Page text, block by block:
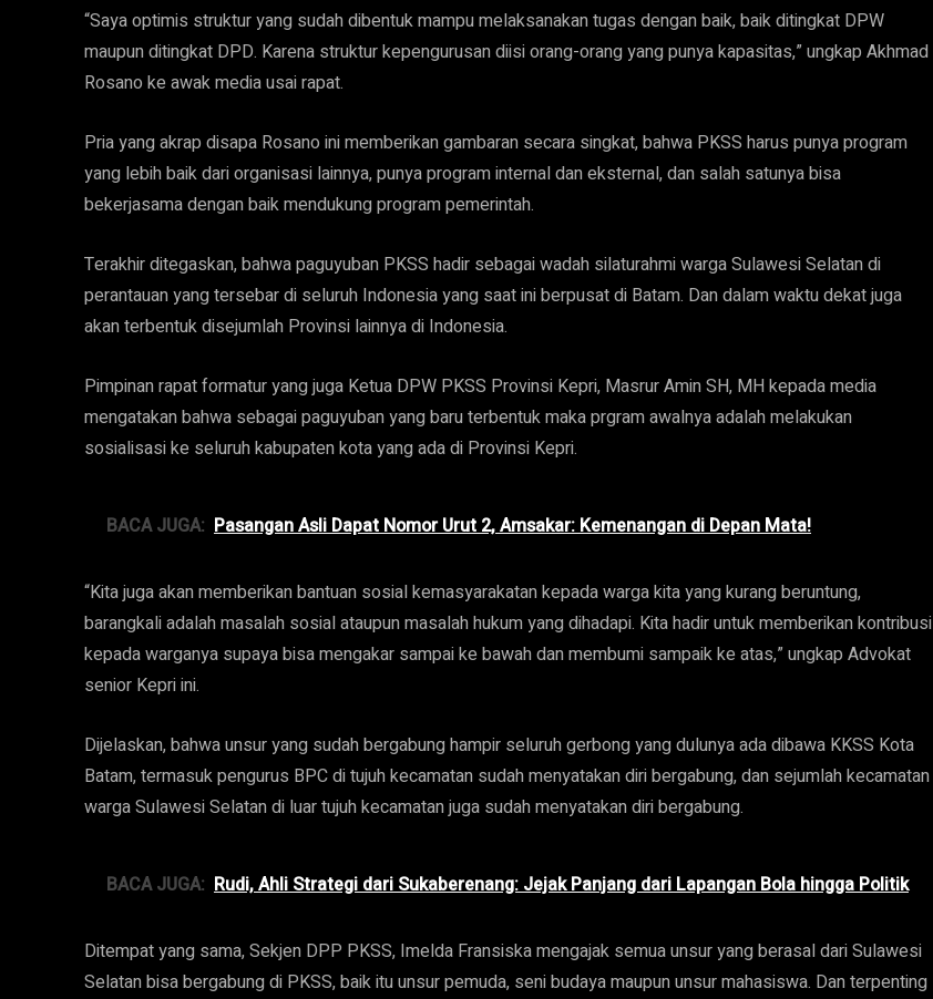
“Saya optimis struktur yang sudah dibentuk mampu melaksanakan tugas dengan baik, baik ditingkat DPW
maupun ditingkat DPD. Karena struktur kepengurusan diisi orang-orang yang punya kapasitas,” ungkap Akhmad
Rosano ke awak media usai rapat.
Pria yang akrap disapa Rosano ini memberikan gambaran secara singkat, bahwa PKSS harus punya program
yang lebih baik dari organisasi lainnya, punya program internal dan eksternal, dan salah satunya bisa
bekerjasama dengan baik mendukung program pemerintah.
Terakhir ditegaskan, bahwa paguyuban PKSS hadir sebagai wadah silaturahmi warga Sulawesi Selatan di
perantauan yang tersebar di seluruh Indonesia yang saat ini berpusat di Batam. Dan dalam waktu dekat juga
akan terbentuk disejumlah Provinsi lainnya di Indonesia.
Pimpinan rapat formatur yang juga Ketua DPW PKSS Provinsi Kepri, Masrur Amin SH, MH kepada media
mengatakan bahwa sebagai paguyuban yang baru terbentuk maka prgram awalnya adalah melakukan
sosialisasi ke seluruh kabupaten kota yang ada di Provinsi Kepri.
BACA JUGA: Pasangan Asli Dapat Nomor Urut 2, Amsakar: Kemenangan di Depan Mata!
“Kita juga akan memberikan bantuan sosial kemasyarakatan kepada warga kita yang kurang beruntung,
barangkali adalah masalah sosial ataupun masalah hukum yang dihadapi. Kita hadir untuk memberikan kontribusi
kepada warganya supaya bisa mengakar sampai ke bawah dan membumi sampaik ke atas,” ungkap Advokat
senior Kepri ini.
Dijelaskan, bahwa unsur yang sudah bergabung hampir seluruh gerbong yang dulunya ada dibawa KKSS Kota
Batam, termasuk pengurus BPC di tujuh kecamatan sudah menyatakan diri bergabung, dan sejumlah kecamatan
warga Sulawesi Selatan di luar tujuh kecamatan juga sudah menyatakan diri bergabung.
BACA JUGA: Rudi, Ahli Strategi dari Sukaberenang: Jejak Panjang dari Lapangan Bola hingga Politik
Ditempat yang sama, Sekjen DPP PKSS, Imelda Fransiska mengajak semua unsur yang berasal dari Sulawesi
Selatan bisa bergabung di PKSS, baik itu unsur pemuda, seni budaya maupun unsur mahasiswa. Dan terpenting